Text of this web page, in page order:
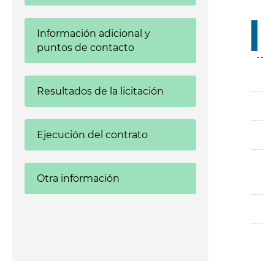
Información adicional y
puntos de contacto
Resultados de la licitación
Ejecución del contrato
Otra información